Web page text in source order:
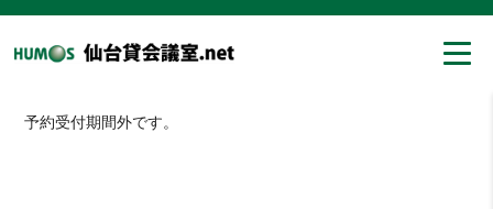
予約受付期間外です。